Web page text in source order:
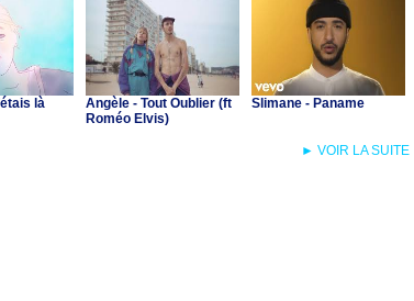
là
Angèle - Tout Oublier (ft
Roméo Elvis)
Slimane - Paname
► VOIR LA SUITE